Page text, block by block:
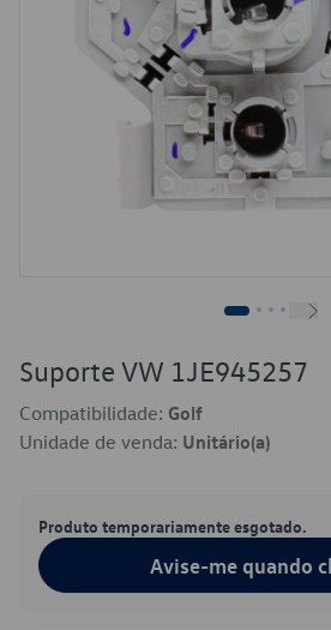
Suporte VW 1JE945257
Compatibilidade: Golf
Unidade de venda: Unitário(a)
Produto temporariamente esgotado.
Avise-me quando